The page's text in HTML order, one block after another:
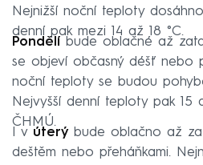
Nejnižší noční teploty
denní pak mezi 14 až 18 °C.
Pondělí bude oblačné až
se objeví občasný déšť nebo
noční teploty se budou
Nejvyšší denní teploty pak 15
ČHMÚ.
I v úterýbude oblačno až
deštěm nebo přeháňkami.